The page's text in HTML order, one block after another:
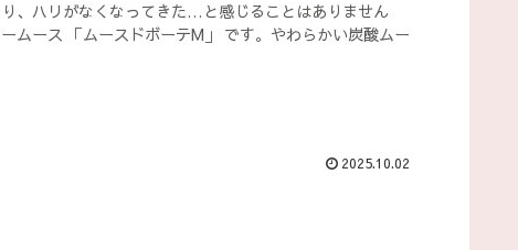
、ハリがなくなってきた…と感じることはありません
ムース 「ムースドボーテM」 です。やわらかい炭酸ムー
2025.10.02